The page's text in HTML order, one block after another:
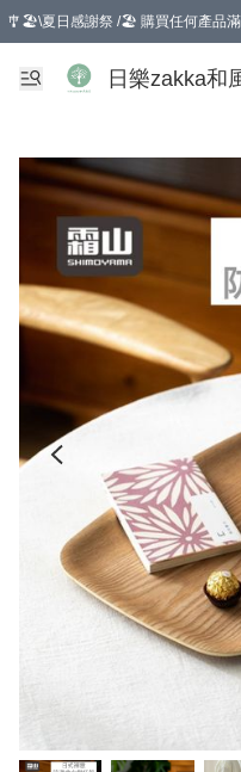
🎐🏖️\夏日感謝祭 /🏖️ 購買任何產品
選擇GoGoX住宅/工商地址配送，
日樂zakka和